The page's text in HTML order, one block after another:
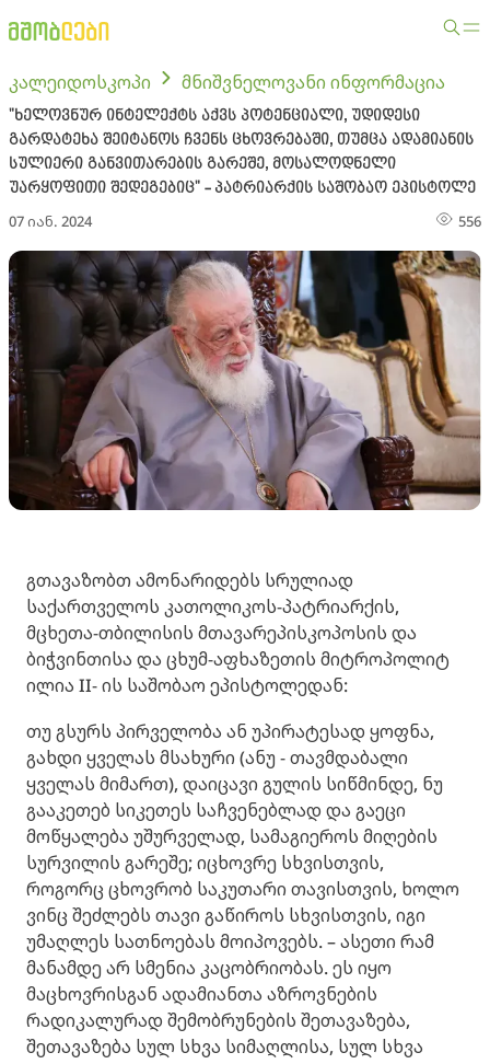
კალეიდოსკოპი მნიშვნელოვანი ინფორმაცია
"ხელოვნურ ინტელექტს აქვს პოტენციალი, უდიდესი
გარდატეხა შეიტანოს ჩვენს ცხოვრებაში, თუმცა ადამიანის
სულიერი განვითარების გარეშე, მოსალოდნელი
უარყოფითი შედეგებიც" - პატრიარქის საშობაო ეპისტოლე
07 იან. 2024 556
გთავაზობთ ამონარიდებს სრულიად
საქართველოს კათოლიკოს-პატრიარქის,
მცხეთა-თბილისის მთავარეპისკოპოსის და
ბიჭვინთისა და ცხუმ-აფხაზეთის მიტროპოლიტ
ილია II- ის საშობაო ეპისტოლედან:
თუ გსურს პირველობა ან უპირატესად ყოფნა,
გახდი ყველას მსახური (ანუ - თავმდაბალი
ყველას მიმართ), დაიცავი გულის სიწმინდე, ნუ
გააკეთებ სიკეთეს საჩვენებლად და გაეცი
მოწყალება უშურველად, სამაგიეროს მიღების
სურვილის გარეშე; იცხოვრე სხვისთვის,
როგორც ცხოვრობ საკუთარი თავისთვის, ხოლო
ვინც შეძლებს თავი გაწიროს სხვისთვის, იგი
უმაღლეს სათნოებას მოიპოვებს. – ასეთი რამ
მანამდე არ სმენია კაცობრიობას. ეს იყო
მაცხოვრისგან ადამიანთა აზროვნების
რადიკალურად შემობრუნების შეთავაზება,
შეთავაზება სულ სხვა სიმაღლისა, სულ სხვა